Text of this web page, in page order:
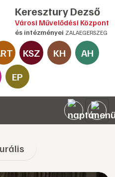
Keresztury Dezső
Városi Művelődési Központ
és intézményei ZALAEGERSZEG
KSZ KH
AH
EP